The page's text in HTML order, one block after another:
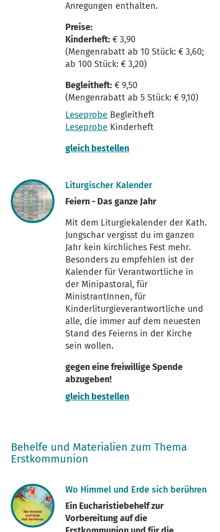
Anregungen enthalten.
Preise:
Kinderheft: € 3,90
(Mengenrabatt ab 10 Stück: € 3,60;
ab 100 Stück: € 3,20)
Begleitheft: € 9,50
(Mengenrabatt ab 5 Stück: € 9,10)
Leseprobe Begleitheft
Leseprobe Kinderheft
gleich bestellen
Liturgischer Kalender
Feiern - Das ganze Jahr
Mit dem Liturgiekalender der Kath.
Jungschar vergisst du im ganzen
Jahr kein kirchliches Fest mehr.
Besonders zu empfehlen ist der
Kalender für Verantwortliche in
der Minipastoral, für
MinistrantInnen, für
Kinderliturgieverantwortliche und
alle, die immer auf dem neuesten
Stand des Feierns in der Kirche
sein wollen.
gegen eine freiwillige Spende
abzugeben!
gleich bestellen
Behelfe und Materialien zum Thema
Erstkommunion
Wo Himmel und Erde sich berühren
Ein Eucharistiebehelf zur
Vorbereitung auf die